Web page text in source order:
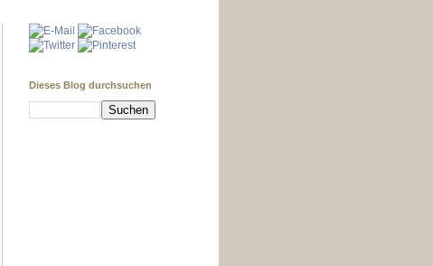
Dieses Blog durchsuchen